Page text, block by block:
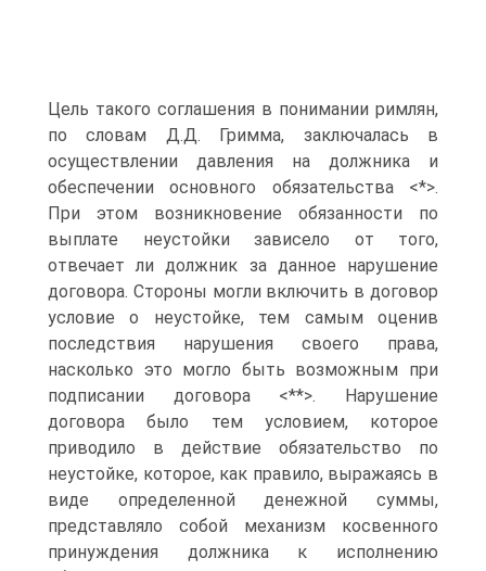
Цель такого соглашения в понимании римлян,
по словам Д.Д. Гримма, заключалась в
осуществлении давления на должника и
обеспечении основного обязательства <*>.
При этом возникновение обязанности по
выплате неустойки зависело от того,
отвечает ли должник за данное нарушение
договора. Стороны могли включить в договор
условие о неустойке, тем самым оценив
последствия нарушения своего права,
насколько это могло быть возможным при
подписании договора <**>. Нарушение
договора было тем условием, которое
приводило в действие обязательство по
неустойке, которое, как правило, выражаясь в
виде определенной денежной суммы,
представляло собой механизм косвенного
принуждения должника к исполнению